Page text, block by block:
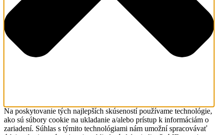
Na poskytovanie tých najlepších skúseností používame technológie,
ako sú súbory cookie na ukladanie a/alebo prístup k informáciám o
zariadení. Súhlas s týmito technológiami nám umožní spracovávať